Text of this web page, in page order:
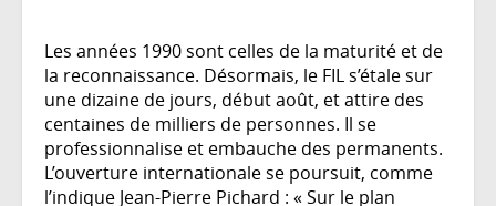
Les années 1990 sont celles de la maturité et de
la reconnaissance. Désormais, le FIL s’étale sur
une dizaine de jours, début août, et attire des
centaines de milliers de personnes. Il se
professionnalise et embauche des permanents.
L’ouverture internationale se poursuit, comme
l’indique Jean-Pierre Pichard : « Sur le plan